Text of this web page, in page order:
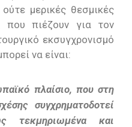
μερικές θεσμικές
που πιέζουν για τον
εκσυγχρονισμό
να είναι:
πλαίσιο, που στη
συγχρηματοδοτεί
τεκμηριωμένα και